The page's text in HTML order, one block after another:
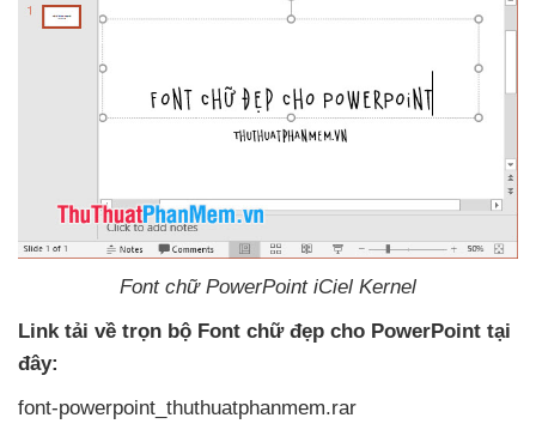
Font chữ PowerPoint iCiel Kernel
Link tải về trọn bộ Font chữ đẹp cho PowerPoint tại
đây:
font-powerpoint_thuthuatphanmem.rar